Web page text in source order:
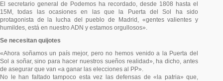
El secretario general de Podemos ha recordado, desde 1808 hasta el
15M, todas las ocasiones en las que la Puerta del Sol ha sido
protagonista de la lucha del pueblo de Madrid, «gentes valientes y
humildes, está en nuestro ADN y estamos orgullosos».
Se necesitan quijotes
«Ahora soñamos un país mejor, pero no hemos venido a la Puerta del
Sol a soñar, sino para hacer nuestros sueños realidad», ha dicho, antes
de asegurar que van «a ganar las elecciones al PP».
No le han faltado tampoco esta vez las defensas de «la patria» que,